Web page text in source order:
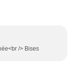
/> Bises